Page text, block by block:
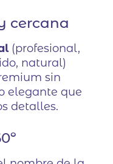
cercana
(profesional,
natural)
sin
elegante que
detalles.